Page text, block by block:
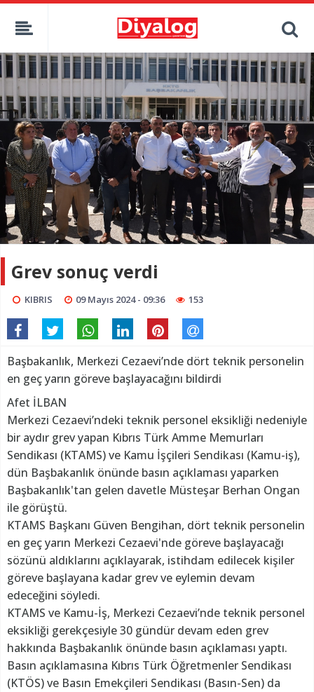
Grev sonuç verdi
KIBRIS 09 Mayıs 2024 - 09:36 153
Başbakanlık, Merkezi Cezaevi’nde dört teknik personelin
en geç yarın göreve başlayacağını bildirdi
Afet İLBAN
Merkezi Cezaevi’ndeki teknik personel eksikliği nedeniyle
bir aydır grev yapan Kıbrıs Türk Amme Memurları
Sendikası (KTAMS) ve Kamu İşçileri Sendikası (Kamu-iş),
dün Başbakanlık önünde basın açıklaması yaparken
Başbakanlık'tan gelen davetle Müsteşar Berhan Ongan
ile görüştü.
KTAMS Başkanı Güven Bengihan, dört teknik personelin
en geç yarın Merkezi Cezaevi'nde göreve başlayacağı
sözünü aldıklarını açıklayarak, istihdam edilecek kişiler
göreve başlayana kadar grev ve eylemin devam
edeceğini söyledi.
KTAMS ve Kamu-İş, Merkezi Cezaevi’nde teknik personel
eksikliği gerekçesiyle 30 gündür devam eden grev
hakkında Başbakanlık önünde basın açıklaması yaptı.
Basın açıklamasına Kıbrıs Türk Öğretmenler Sendikası
(KTÖS) ve Basın Emekçileri Sendikası (Basın-Sen) da